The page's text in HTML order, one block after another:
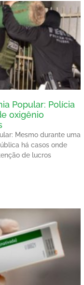
Popular: Polícia
oxigênio
Mesmo durante uma
há casos onde
de lucros